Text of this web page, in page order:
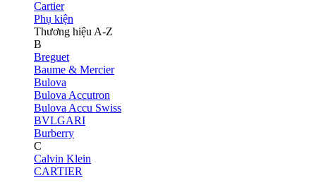
Cartier
Phụ kiện
Thương hiệu A-Z
B
Breguet
Baume & Mercier
Bulova
Bulova Accutron
Bulova Accu Swiss
BVLGARI
Burberry
C
Calvin Klein
CARTIER